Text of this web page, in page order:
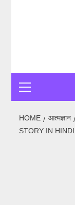
Menu
HOME आत्मज्ञान
STORY IN HINDI